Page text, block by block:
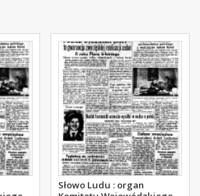
Słowo Ludu : organ